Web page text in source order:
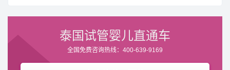
泰国试管婴儿直通车
全国免费咨询热线：400-639-9169